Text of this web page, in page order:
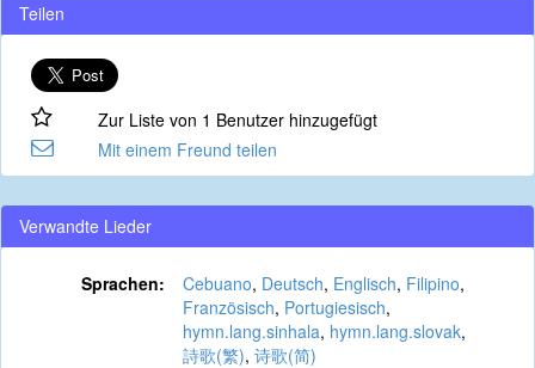
Teilen
Zur Liste von 1 Benutzer hinzugefügt
Mit einem Freund teilen
Verwandte Lieder
Sprachen: Cebuano, Deutsch, Englisch, Filipino,
Französisch, Portugiesisch,
hymn.lang.sinhala, hymn.lang.slovak,
詩歌(繁), 诗歌(简)